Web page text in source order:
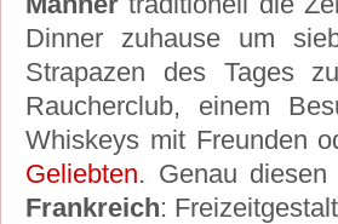
Dinner zuhause um
Strapazen des Tages
Raucherclub, einem
Whiskeys mit Freunden
Geliebten. Genau
Frankreich: